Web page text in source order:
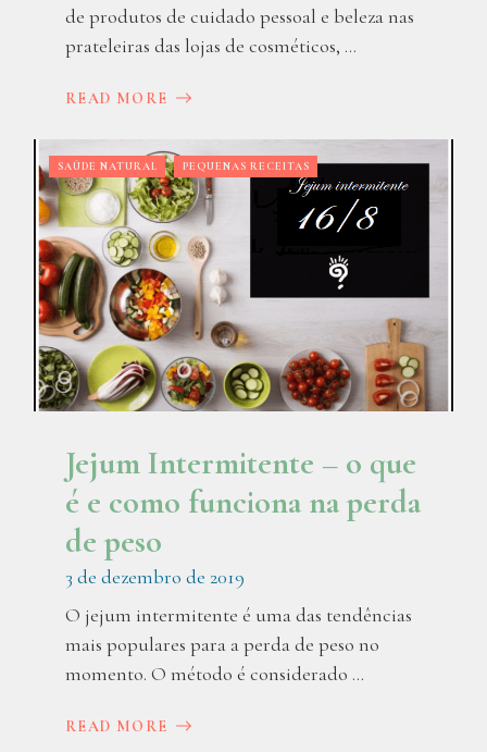
de produtos de cuidado pessoal e beleza nas
prateleiras das lojas de cosméticos, ...
READ MORE
SAÚDE NATURAL PEQUENAS RECEITAS
Jejum Intermitente – o que
é e como funciona na perda
de peso
3 de dezembro de 2019
O jejum intermitente é uma das tendências
mais populares para a perda de peso no
momento. O método é considerado ...
READ MORE